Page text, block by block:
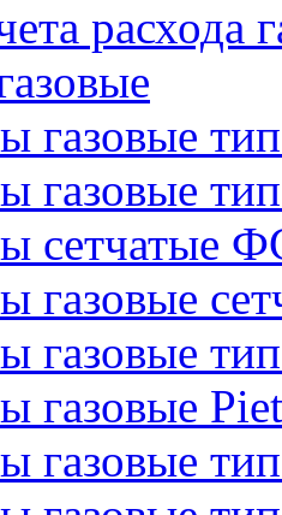
расхода
газовые
газовые
сетчатые
газовые
газовые
газовые
газовые